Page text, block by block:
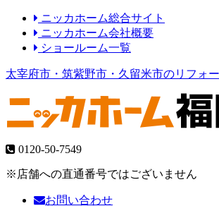
ニッカホーム総合サイト
ニッカホーム会社概要
ショールーム一覧
太宰府市・筑紫野市・久留米市のリフォ
0120-50-7549
※店舗への直通番号ではございません
お問い合わせ